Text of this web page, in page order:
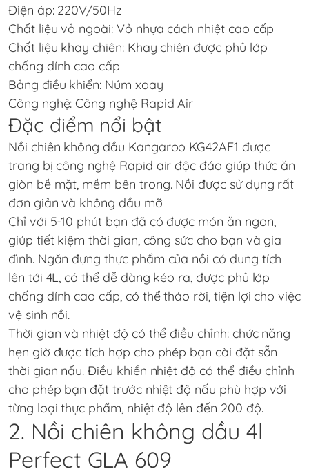
Điện áp: 220V/50Hz
Chất liệu vỏ ngoài: Vỏ nhựa cách nhiệt cao cấp
Chất liệu khay chiên: Khay chiên được phủ lớp
chống dính cao cấp
Bảng điều khiển: Núm xoay
Công nghệ: Công nghệ Rapid Air
Đặc điểm nổi bật
Nồi chiên không dầu Kangaroo KG42AF1 được
trang bị công nghệ Rapid air độc đáo giúp thức ăn
giòn bề mặt, mềm bên trong. Nồi được sử dụng rất
đơn giản và không dầu mỡ
Chỉ với 5-10 phút bạn đã có được món ăn ngon,
giúp tiết kiệm thời gian, công sức cho bạn và gia
đình. Ngăn đựng thực phẩm của nồi có dung tích
lên tới 4L, có thể dễ dàng kéo ra, được phủ lớp
chống dính cao cấp, có thể tháo rời, tiện lợi cho việc
vệ sinh nồi.
Thời gian và nhiệt độ có thể điều chỉnh: chức năng
hẹn giờ được tích hợp cho phép bạn cài đặt sẵn
thời gian nấu. Điều khiển nhiệt độ có thể điều chỉnh
cho phép bạn đặt trước nhiệt độ nấu phù hợp với
từng loại thực phẩm, nhiệt độ lên đến 200 độ.
2. Nồi chiên không dầu 4l
Perfect GLA 609